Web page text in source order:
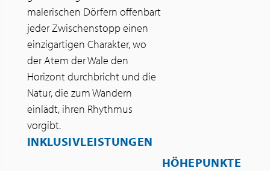
malerischen Dörfern offenbart
jeder Zwischenstopp einen
einzigartigen Charakter, wo
der Atem der Wale den
Horizont durchbricht und die
Natur, die zum Wandern
einlädt, ihren Rhythmus
vorgibt.
INKLUSIVLEISTUNGEN
HÖHEPUNKTE